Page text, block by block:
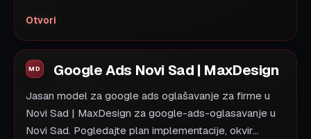
Otvori
Google Ads Novi Sad | MaxDesign
Jasan model za google ads oglašavanje za firme u
Novi Sad | MaxDesign za google-ads-oglasavanje u
Novi Sad. Pogledajte plan implementacije, okvir...